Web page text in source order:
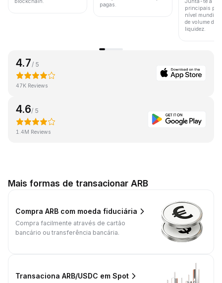
pagas.
principais
nível mundial
de volume de
liquidez.
4.7 / 5
47K Reviews
4.6/ 5
1.4M Reviews
Mais formas de transacionar ARB
Compra ARB com moeda fiduciária
Compra facilmente através de cartão
bancário ou transferência bancária.
Transaciona ARB/USDC em Spot